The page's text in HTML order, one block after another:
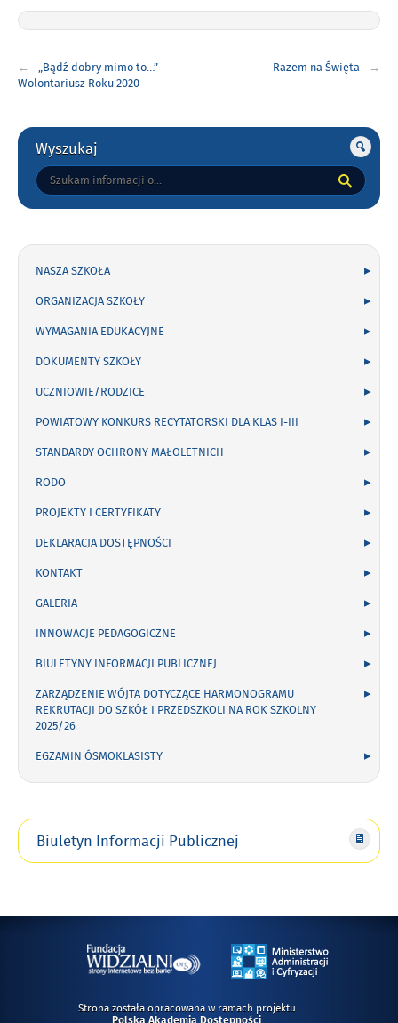
wpisu
„Bądź dobry mimo to…” –
Wolontariusz Roku 2020
Razem na Święta
Gorne
Wyszukaj
Tutaj
wpisz
NASZA SZKOŁA
ORGANIZACJA SZKOŁY
WYMAGANIA EDUKACYJNE
DOKUMENTY SZKOŁY
UCZNIOWIE/RODZICE
POWIATOWY KONKURS RECYTATORSKI DLA KLAS I-III
STANDARDY OCHRONY MAŁOLETNICH
RODO
PROJEKTY I CERTYFIKATY
DEKLARACJA DOSTĘPNOŚCI
KONTAKT
GALERIA
INNOWACJE PEDAGOGICZNE
BIULETYNY INFORMACJI PUBLICZNEJ
ZARZĄDZENIE WÓJTA DOTYCZĄCE HARMONOGRAMU
REKRUTACJI DO SZKÓŁ I PRZEDSZKOLI NA ROK SZKOLNY
2025/26
EGZAMIN ÓSMOKLASISTY
Biuletyn Informacji Publicznej
Strona została opracowana w ramach projektu
Polska Akademia Dostępności